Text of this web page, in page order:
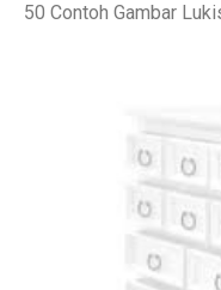
50 Contoh Gambar